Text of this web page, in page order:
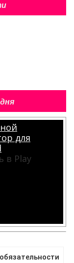
для
в Play